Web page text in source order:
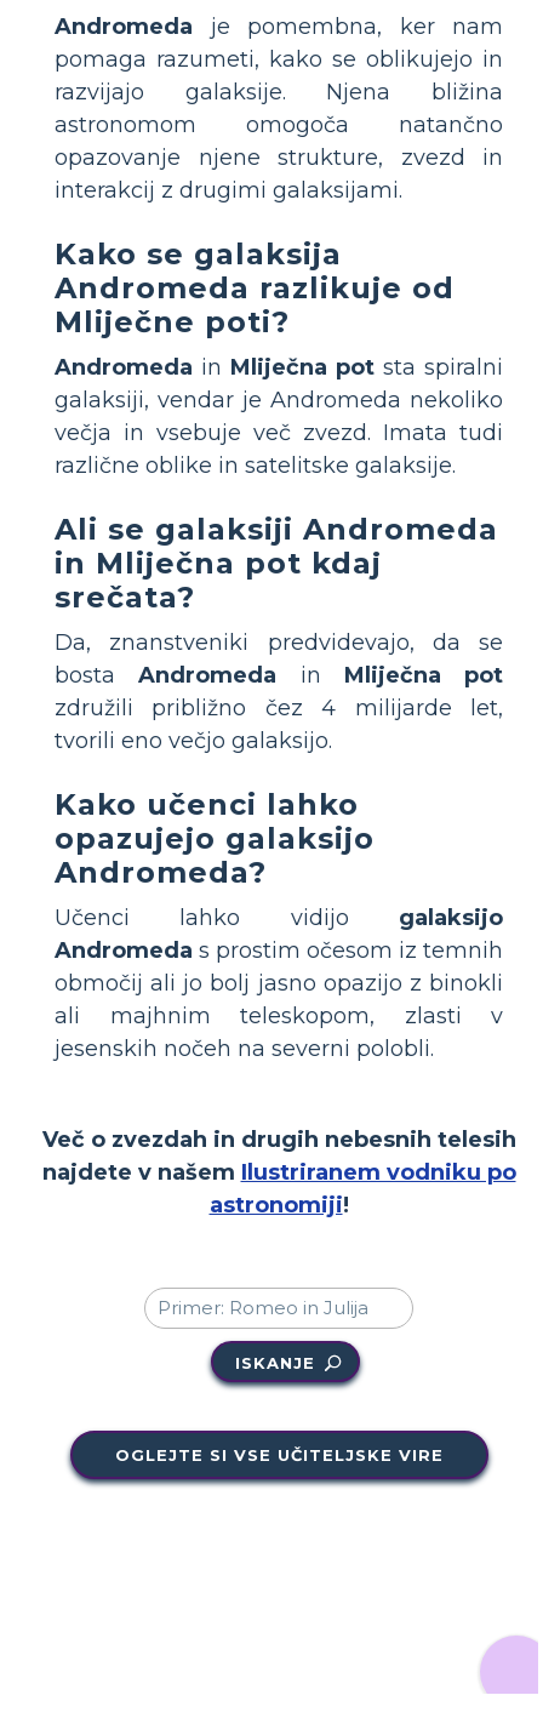
Andromeda je pomembna, ker nam
pomaga razumeti, kako se oblikujejo in
razvijajo galaksije. Njena bližina
astronomom omogoča natančno
opazovanje njene strukture, zvezd in
interakcij z drugimi galaksijami.
Kako se galaksija
Andromeda razlikuje od
Mliječne poti?
Andromeda in Mliječna pot sta spiralni
galaksiji, vendar je Andromeda nekoliko
večja in vsebuje več zvezd. Imata tudi
različne oblike in satelitske galaksije.
Ali se galaksiji Andromeda
in Mliječna pot kdaj
srečata?
Da, znanstveniki predvidevajo, da se
bostaAndromeda in Mliječna pot
združili približno čez 4 milijarde let,
tvorili eno večjo galaksijo.
Kako učenci lahko
opazujejo galaksijo
Andromeda?
Učenci lahko vidijo galaksijo
Andromeda s prostim očesom iz temnih
območij ali jo bolj jasno opazijo z binokli
ali majhnim teleskopom, zlasti v
jesenskih nočeh na severni polobli.
Več o zvezdah in drugih nebesnih telesih
najdete v našem Ilustriranem vodniku po
astronomiji!
ISKANJE
OGLEJTE SI VSE UČITELJSKE VIRE